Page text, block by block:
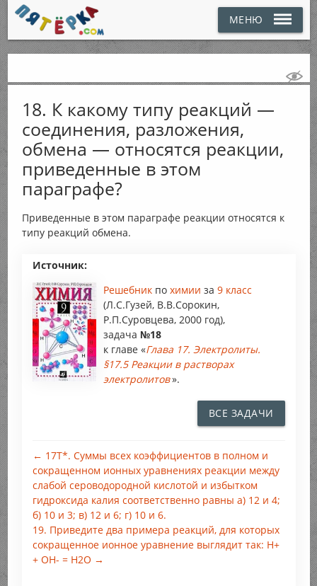
МЕНЮ
18. К какому типу реакций —
соединения, разложения,
обмена — относятся реакции,
приведенные в этом
параграфе?
Приведенные в этом параграфе реакции относятся к
типу реакций обмена.
Источник:
Решебник по химии за 9 класс
(Л.С.Гузей, В.В.Сорокин,
Р.П.Суровцева, 2000 год),
задача №18
к главе «Глава 17. Электролиты.
§17.5 Реакции в растворах
электролитов».
ВСЕ ЗАДАЧИ
← 17Т*. Суммы всех коэффициентов в полном и
сокращенном ионных уравнениях реакции между
слабой сероводородной кислотой и избытком
гидроксида калия соответственно равны а) 12 и 4;
б) 10 и 3; в) 12 и 6; г) 10 и 6.
19. Приведите два примера реакций, для которых
сокращенное ионное уравнение выглядит так: Н+
+ ОН- = H2O →